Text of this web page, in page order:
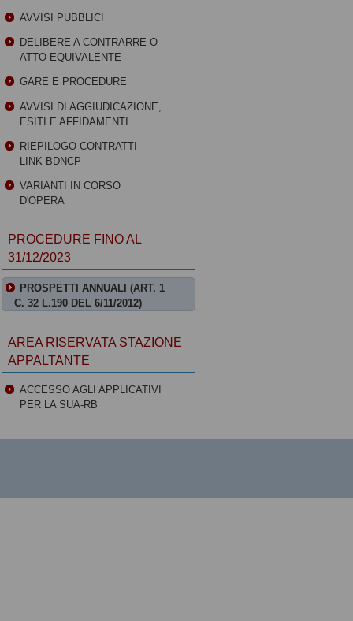
AVVISI PUBBLICI
DELIBERE A CONTRARRE O
ATTO EQUIVALENTE
GARE E PROCEDURE
AVVISI DI AGGIUDICAZIONE,
ESITI E AFFIDAMENTI
RIEPILOGO CONTRATTI -
LINK BDNCP
VARIANTI IN CORSO
D'OPERA
PROCEDURE FINO AL
31/12/2023
PROSPETTI ANNUALI (ART. 1
C. 32 L.190 DEL 6/11/2012)
AREA RISERVATA STAZIONE
APPALTANTE
ACCESSO AGLI APPLICATIVI
PER LA SUA-RB